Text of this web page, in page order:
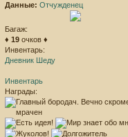
Данные: Отчужденец
Багаж:
♦ 19 очков ♦
Инвентарь:
Дневник Шеду
Инвентарь
Награды: